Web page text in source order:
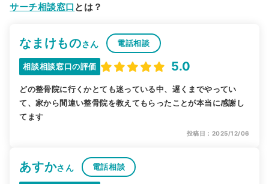
サーチ相談窓口 とは？
なまけものさん 電話相談
相談相談窓口の評価 5.0
どの整骨院に行くかとても迷っている中、遅くまでやってい
て、家から間違い整骨院を教えてもらったことが本当に感謝し
てます
投稿日：2025/12/06
あすかさん 電話相談